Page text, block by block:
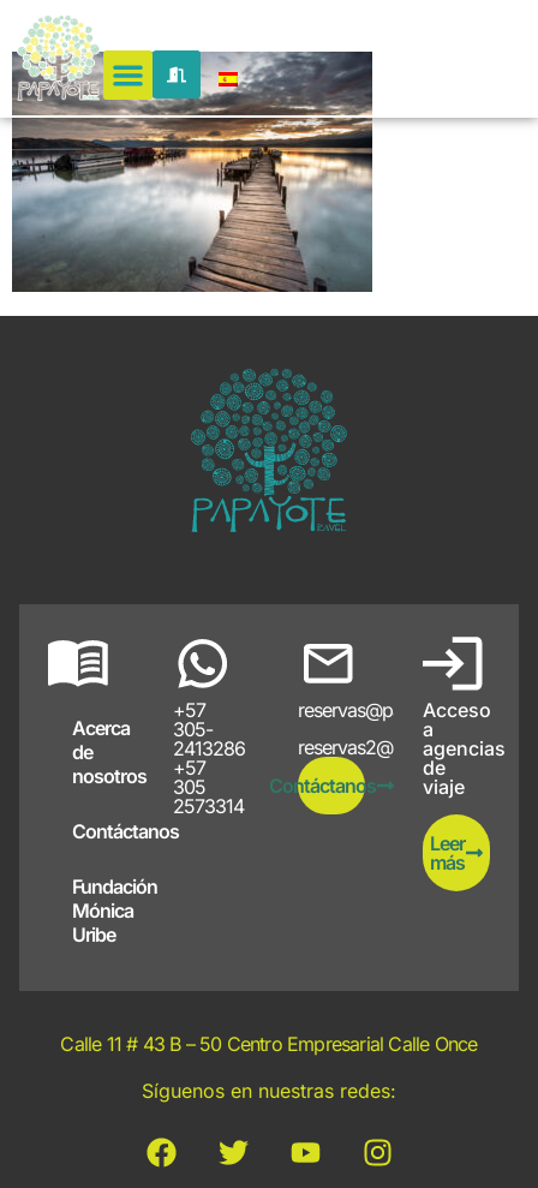
Acerca
de
nosotros
Contáctanos
Fundación
Mónica
Uribe
+57
305-
2413286
+57
305
2573314
reservas@papayote.com
reservas2@papayote.com
Contáctanos
Acceso
a
agencias
de
viaje
Leer
más
Calle 11 # 43 B – 50 Centro Empresarial Calle Once
Síguenos en nuestras redes: